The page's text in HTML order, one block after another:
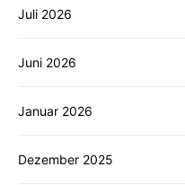
Juli 2026
Juni 2026
Januar 2026
Dezember 2025